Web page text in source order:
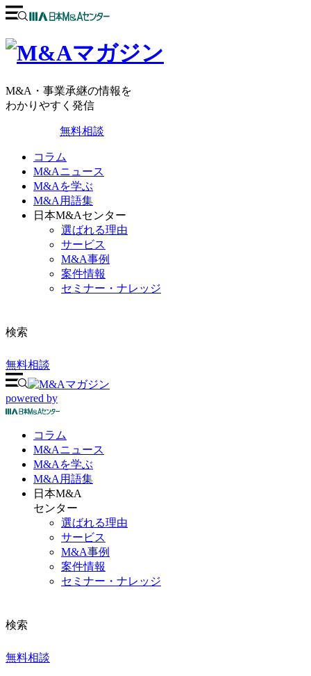
M&A・事業承継の情報を
わかりやすく発信
無料相談
コラム
M&Aニュース
M&Aを学ぶ
M&A用語集
日本M&Aセンター
選ばれる理由
サービス
M&A事例
案件情報
セミナー・ナレッジ
検索
無料相談
powered by
コラム
M&Aニュース
M&Aを学ぶ
M&A 用語集
日本M&A
センター
選ばれる理由
サービス
M&A事例
案件情報
セミナー・ナレッジ
検索
無料相談